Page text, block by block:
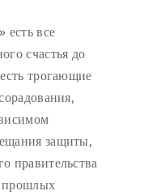
есть все
счастья до
трогающие
защиты,
правительства
прошлых